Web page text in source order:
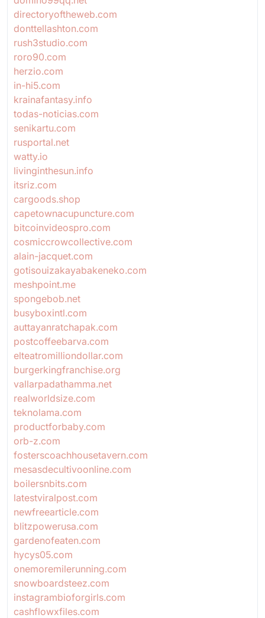
directoryoftheweb.com
donttellashton.com
rush3studio.com
roro90.com
herzio.com
in-hi5.com
krainafantasy.info
todas-noticias.com
senikartu.com
rusportal.net
watty.io
livinginthesun.info
itsriz.com
cargoods.shop
capetownacupuncture.com
bitcoinvideospro.com
cosmiccrowcollective.com
alain-jacquet.com
gotisouizakayabakeneko.com
meshpoint.me
spongebob.net
busyboxintl.com
auttayanratchapak.com
postcoffeebarva.com
elteatromilliondollar.com
burgerkingfranchise.org
vallarpadathamma.net
realworldsize.com
teknolama.com
productforbaby.com
orb-z.com
fosterscoachhousetavern.com
mesasdecultivoonline.com
boilersnbits.com
latestviralpost.com
newfreearticle.com
blitzpowerusa.com
gardenofeaten.com
hycys05.com
onemoremilerunning.com
snowboardsteez.com
instagrambioforgirls.com
cashflowxfiles.com